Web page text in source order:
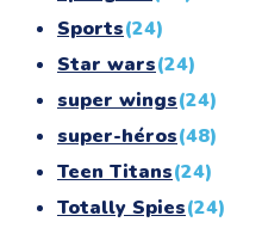
Sports(24)
Star wars(24)
super wings(24)
super-héros(48)
Teen Titans(24)
Totally Spies(24)